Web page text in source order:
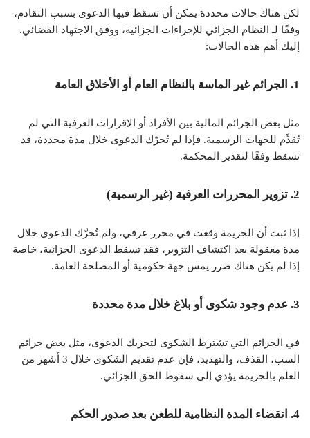
لكن هناك حالات محددة يمكن أن تسقط فيها الدعوى بسبب التقادم،
وفقًا لـ النظام الجزائي للإجراءات الجزائية، ووفق الاجتهاد القضائي.
إليك أهم هذه الحالات:
1. الجرائم غير الماسة بالنظام العام أو الأخلاق العامة
مثل بعض الجرائم المالية بين الأفراد أو الإقرارات العرفية التي لم
تُقدَّم للجهات الرسمية. فإذا لم تُحرّك الدعوى خلال مدة محددة، قد
تسقط وفقًا لتقدير المحكمة.
2. تزوير المحررات العرفية (غير الرسمية)
إذا ثبت أن الجريمة وقعت في محرر عرفي، ولم تُحرَّك الدعوى خلال
مدة معقولة بعد اكتشاف التزوير، فقد تسقط الدعوى الجزائية، خاصة
إذا لم يكن هناك ضرر يمس جهة حكومية أو المصلحة العامة.
3. عدم وجود شكوى أو بلاغ خلال مدة محددة
في الجرائم التي تشترط الشكوى لتحريك الدعوى، مثل بعض جرائم
السب، القذف، والتهديد، فإن عدم تقديم الشكوى خلال 3 أشهر من
العلم بالجريمة يؤدي إلى سقوط الحق الجزائي.
4. انقضاء المدة النظامية للطعن بعد صدور الحكم